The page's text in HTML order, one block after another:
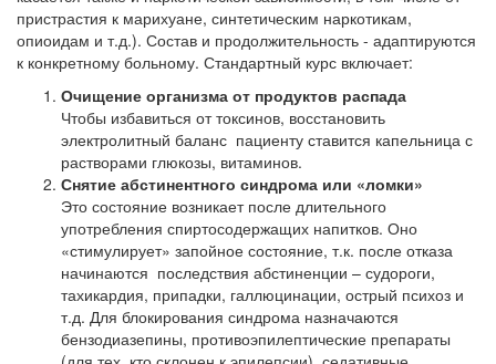
пристрастия к марихуане, синтетическим наркотикам,
опиоидам и т.д.). Состав и продолжительность - адаптируются
к конкретному больному. Стандартный курс включает:
Очищение организма от продуктов распада
Чтобы избавиться от токсинов, восстановить
электролитный баланс пациенту ставится капельница с
растворами глюкозы, витаминов.
Снятие абстинентного синдрома или «ломки»
Это состояние возникает после длительного
употребления спиртосодержащих напитков. Оно
«стимулирует» запойное состояние, т.к. после отказа
начинаются последствия абстиненции – судороги,
тахикардия, припадки, галлюцинации, острый психоз и
т.д. Для блокирования синдрома назначаются
бензодиазепины, противоэпилептические препараты